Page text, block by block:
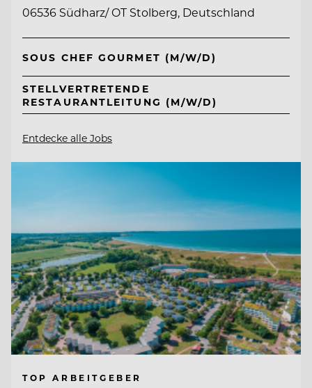
06536 Südharz/ OT Stolberg, Deutschland
SOUS CHEF GOURMET (M/W/D)
STELLVERTRETENDE
RESTAURANTLEITUNG (M/W/D)
Entdecke alle Jobs
TOP ARBEITGEBER